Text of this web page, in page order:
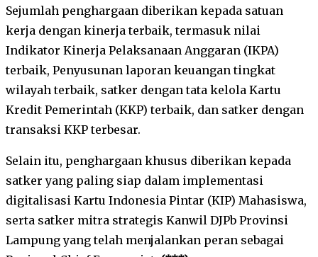
Sejumlah penghargaan diberikan kepada satuan
kerja dengan kinerja terbaik, termasuk nilai
Indikator Kinerja Pelaksanaan Anggaran (IKPA)
terbaik, Penyusunan laporan keuangan tingkat
wilayah terbaik, satker dengan tata kelola Kartu
Kredit Pemerintah (KKP) terbaik, dan satker dengan
transaksi KKP terbesar.
Selain itu, penghargaan khusus diberikan kepada
satker yang paling siap dalam implementasi
digitalisasi Kartu Indonesia Pintar (KIP) Mahasiswa,
serta satker mitra strategis Kanwil DJPb Provinsi
Lampung yang telah menjalankan peran sebagai